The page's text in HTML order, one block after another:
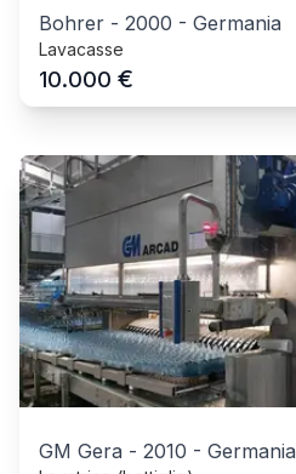
Bohrer - 2000 - Germania
Lavacasse
10.000 €
GM Gera - 2010 - Germania